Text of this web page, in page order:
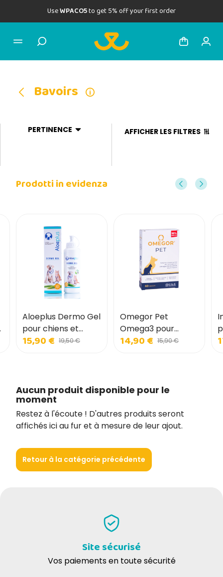
UseWPACO5to get 5% off your first order
Bavoirs
PERTINENCE AFFICHER LES FILTRES
Prodotti in evidenza
Aloeplus Dermo Gel
pour chiens et
chats
15,90 € 19,50 €
Omegor Pet
Omega3 pour
chiens et chats
14,90 € 15,90 €
Aucun produit disponible pour le
moment
Restez à l'écoute ! D'autres produits seront
affichés ici au fur et à mesure de leur ajout.
Retour à la catégorie précédente
Site sécurisé
Vos paiements en toute sécurité